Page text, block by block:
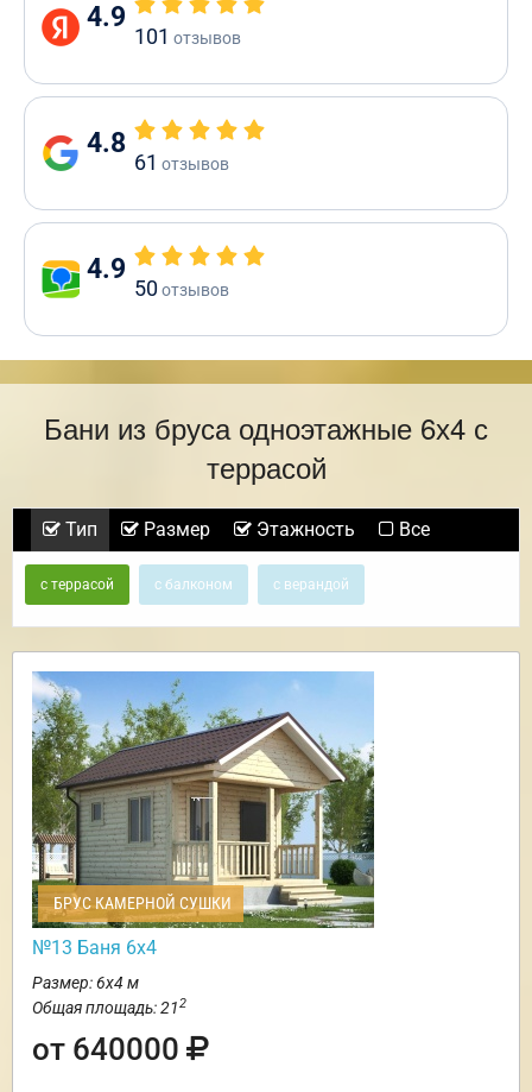
4.9
101 отзывов
4.8
61 отзывов
4.9
50отзывов
Бани из бруса одноэтажные 6х4 с
террасой
Тип Размер Этажность Все
с террасой с балконом с верандой
БРУС КАМЕРНОЙ СУШКИ
№13 Баня 6х4
Размер: 6х4 м
Общая площадь: 212
от 640000